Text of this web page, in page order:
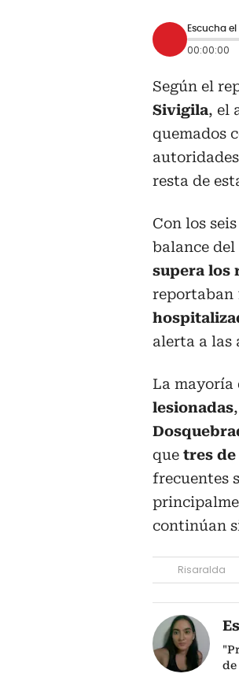
Escucha
00:00:00
Según el
Sivigila, el
quemados
resta de
Con los
balance del
supera los
reportaban
alerta a las
La mayoría
lesionadas
que tres de
frecuentes
continúan
Risaralda
de